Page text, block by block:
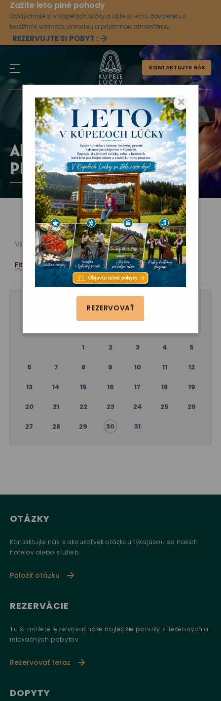
Zažite leto plné pohody
Oddýchnite si v Kúpeľoch Lúčky a užite si letnú dovolenku s
bazénmi, wellness, prírodou a príjemnou atmosférou.
REZERVUJTE SI POBYT :
×
REZERVOVAŤ
KONTAKTUJTE NÁS
AKTUÁLNY KULTÚRNY
PROGRAM
Všetky akcie Kino Vystúpenie Zábava
Fitness Poznávanie
MÁJ 2024
1 2 3 4 5
6 7 8 9 10 11 12
13 14 15 16 17 18 19
20 21 22 23 24 25 26
27 28 29 30 31
OTÁZKY
Kontaktujte nás s akoukoľvek otázkou týkajúcou sa našich
hotelov alebo služieb.
Položiť otázku
REZERVÁCIE
Tu si môžete rezervovať naše najlepšie ponuky z liečebných a
relaxačných pobytov
Rezervovať teraz
DOPYTY